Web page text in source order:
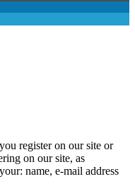
register on our site or
on our site, as
name, e-mail address